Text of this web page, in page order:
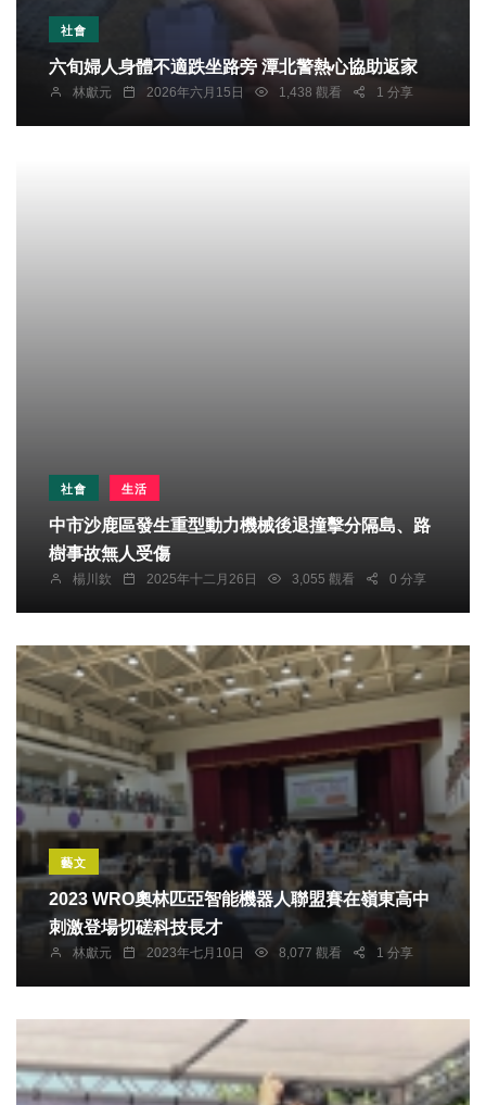
社會
六旬婦人身體不適跌坐路旁 潭北警熱心協助返家
林獻元 2026年六月15日 1,438 觀看 1 分享
社會 生活
中市沙鹿區發生重型動力機械後退撞擊分隔島、路
樹事故無人受傷
楊川欽 2025年十二月26日 3,055 觀看 0 分享
藝文
2023 WRO奧林匹亞智能機器人聯盟賽在嶺東高中
刺激登場切磋科技長才
林獻元 2023年七月10日 8,077 觀看 1 分享